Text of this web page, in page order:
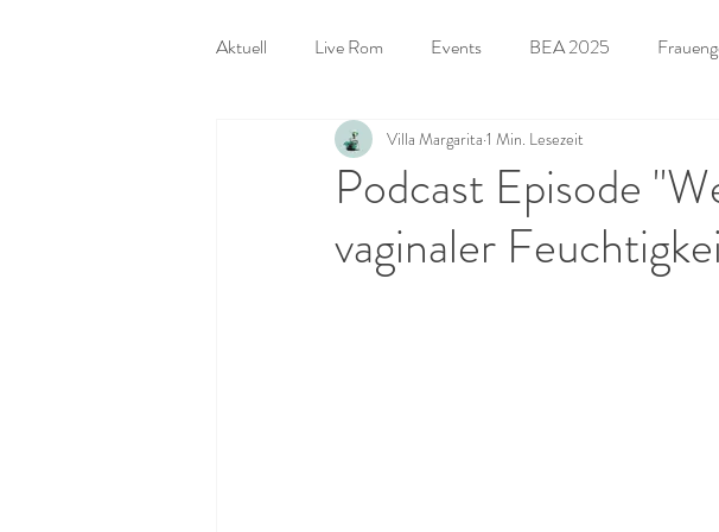
Aktuell Live Rom Events BEA 2025
Menopause Fragebogen Bestellung
Hormone am Arbeitsplatz
Podcast Episode
vaginaler
Villa Margarita 1 Min. Lesezeit